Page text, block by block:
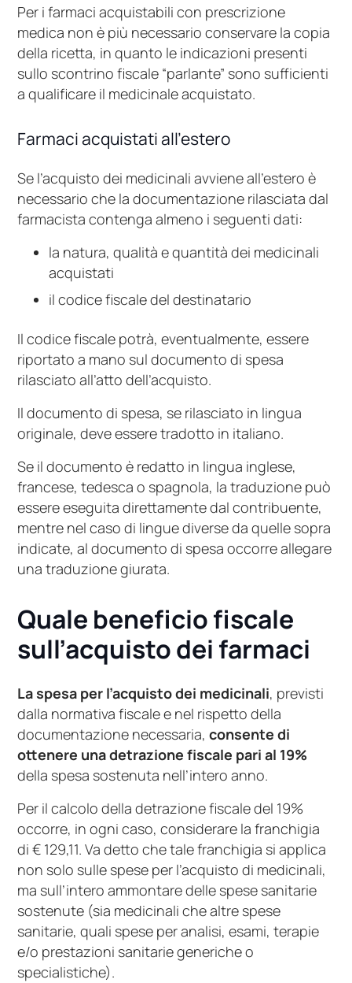
Per i farmaci acquistabili con prescrizione
medica non è più necessario conservare la copia
della ricetta, in quanto le indicazioni presenti
sullo scontrino fiscale “parlante” sono sufficienti
a qualificare il medicinale acquistato.
Farmaci acquistati all’estero
Se l’acquisto dei medicinali avviene all’estero è
necessario che la documentazione rilasciata dal
farmacista contenga almeno i seguenti dati:
la natura, qualità e quantità dei medicinali
acquistati
il codice fiscale del destinatario
Il codice fiscale potrà, eventualmente, essere
riportato a mano sul documento di spesa
rilasciato all’atto dell’acquisto.
Il documento di spesa, se rilasciato in lingua
originale, deve essere tradotto in italiano.
Se il documento è redatto in lingua inglese,
francese, tedesca o spagnola, la traduzione può
essere eseguita direttamente dal contribuente,
mentre nel caso di lingue diverse da quelle sopra
indicate, al documento di spesa occorre allegare
una traduzione giurata.
Quale beneficio fiscale
sull’acquisto dei farmaci
La spesa per l’acquisto dei medicinali, previsti
dalla normativa fiscale e nel rispetto della
documentazione necessaria,consente di
ottenere una detrazione fiscale pari al 19%
della spesa sostenuta nell’intero anno.
Per il calcolo della detrazione fiscale del 19%
occorre, in ogni caso, considerare la franchigia
di € 129,11. Va detto che tale franchigia si applica
non solo sulle spese per l’acquisto di medicinali,
ma sull’intero ammontare delle spese sanitarie
sostenute (sia medicinali che altre spese
sanitarie, quali spese per analisi, esami, terapie
e/o prestazioni sanitarie generiche o
specialistiche).